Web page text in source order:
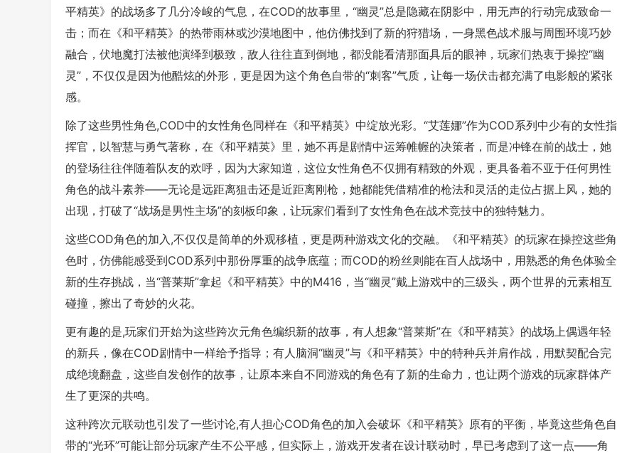
平精英》的战场多了几分冷峻的气息，在COD的故事里，“幽灵”总是隐藏在阴影中，用无声的行动完成致命一
击；而在《和平精英》的热带雨林或沙漠地图中，他仿佛找到了新的狩猎场，一身黑色战术服与周围环境巧妙
融合，伏地魔打法被他演绎到极致，敌人往往直到倒地，都没能看清那面具后的眼神，玩家们热衷于操控“幽
灵”，不仅仅是因为他酷炫的外形，更是因为这个角色自带的“刺客”气质，让每一场伏击都充满了电影般的紧张
感。
除了这些男性角色,COD中的女性角色同样在《和平精英》中绽放光彩。“艾莲娜”作为COD系列中少有的女性指
挥官，以智慧与勇气著称，在《和平精英》里，她不再是剧情中运筹帷幄的决策者，而是冲锋在前的战士，她
的登场往往伴随着队友的欢呼，因为大家知道，这位女性角色不仅拥有精致的外观，更具备着不亚于任何男性
角色的战斗素养——无论是远距离狙击还是近距离刚枪，她都能凭借精准的枪法和灵活的走位占据上风，她的
出现，打破了“战场是男性主场”的刻板印象，让玩家们看到了女性角色在战术竞技中的独特魅力。
这些COD角色的加入,不仅仅是简单的外观移植，更是两种游戏文化的交融。《和平精英》的玩家在操控这些角
色时，仿佛能感受到COD系列中那份厚重的战争底蕴；而COD的粉丝则能在百人战场中，用熟悉的角色体验全
新的生存挑战，当“普莱斯”拿起《和平精英》中的M416，当“幽灵”戴上游戏中的三级头，两个世界的元素相互
碰撞，擦出了奇妙的火花。
更有趣的是,玩家们开始为这些跨次元角色编织新的故事，有人想象“普莱斯”在《和平精英》的战场上偶遇年轻
的新兵，像在COD剧情中一样给予指导；有人脑洞“幽灵”与《和平精英》中的特种兵并肩作战，用默契配合完
成绝境翻盘，这些自发创作的故事，让原本来自不同游戏的角色有了新的生命力，也让两个游戏的玩家群体产
生了更深的共鸣。
这种跨次元联动也引发了一些讨论,有人担心COD角色的加入会破坏《和平精英》原有的平衡，毕竟这些角色自
带的“光环”可能让部分玩家产生不公平感，但实际上，游戏开发者在设计联动时，早已考虑到了这一点——角